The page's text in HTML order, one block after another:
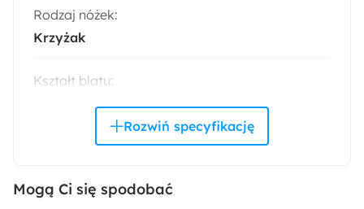
Rodzaj nóżek:
Krzyżak
Kształt blatu:
Materiał blatu:
Mogą Ci się spodobać